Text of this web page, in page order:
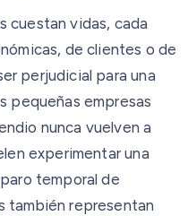
cuestan vidas, cada
de clientes o de
perjudicial para una
pequeñas empresas
nunca vuelven a
experimentar una
temporal de
también representan